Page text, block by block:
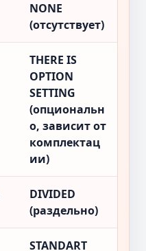
NONE
(отсутствует)
THERE IS
OPTION
SETTING
(опциональн
о, зависит от
комплектац
ии)
DIVIDED
(раздельно)
STANDART